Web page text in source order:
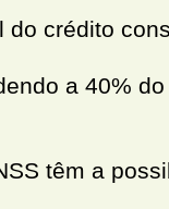
do crédito
a 40%
têm a